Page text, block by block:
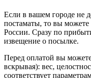
Если в вашем городе не
постаматы, то вы можете
России. Сразу по
извещение о посылке.
Перед оплатой вы
вскрывая): вес,
соответствует